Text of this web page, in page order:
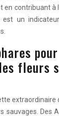
en contribuant à
est un
pour
fleurs
extraordinaire
sauvages. Des